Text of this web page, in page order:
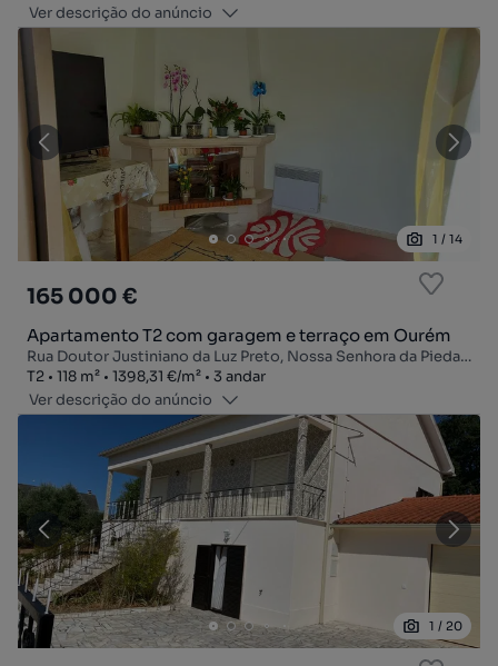
Ver descrição do anúncio
1 / 14
165 000 €
Apartamento T2 com garagem e terraço em Ourém
Rua Doutor Justiniano da Luz Preto, Nossa Senhora da Piedade, Ourém, Santarém
Tipologia
T2
Zona118 m²
Preço por metro quadrado
1398,31 €/m²
Andar
3 andar
Ver descrição do anúncio
1 / 20